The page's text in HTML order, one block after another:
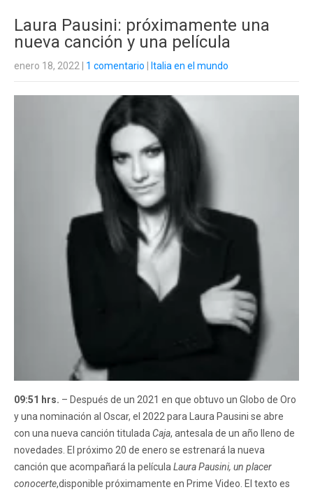
Laura Pausini: próximamente una
nueva canción y una película
enero 18, 2022 1 comentario Italia en el mundo
09:51 hrs. – Después de un 2021 en que obtuvo un Globo de Oro
y una nominación al Oscar, el 2022 para Laura Pausini se abre
con una nueva canción titulada Caja, antesala de un año lleno de
novedades. El próximo 20 de enero se estrenará la nueva
canción que acompañará la película Laura Pausini, un placer
conocerte,disponible próximamente en Prime Video. El texto es